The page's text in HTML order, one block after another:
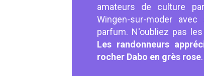
amateurs de culture
Wingen-sur-moder
parfum. N'oubliez pas
Les randonneurs
rocher Dabo en grès rose.